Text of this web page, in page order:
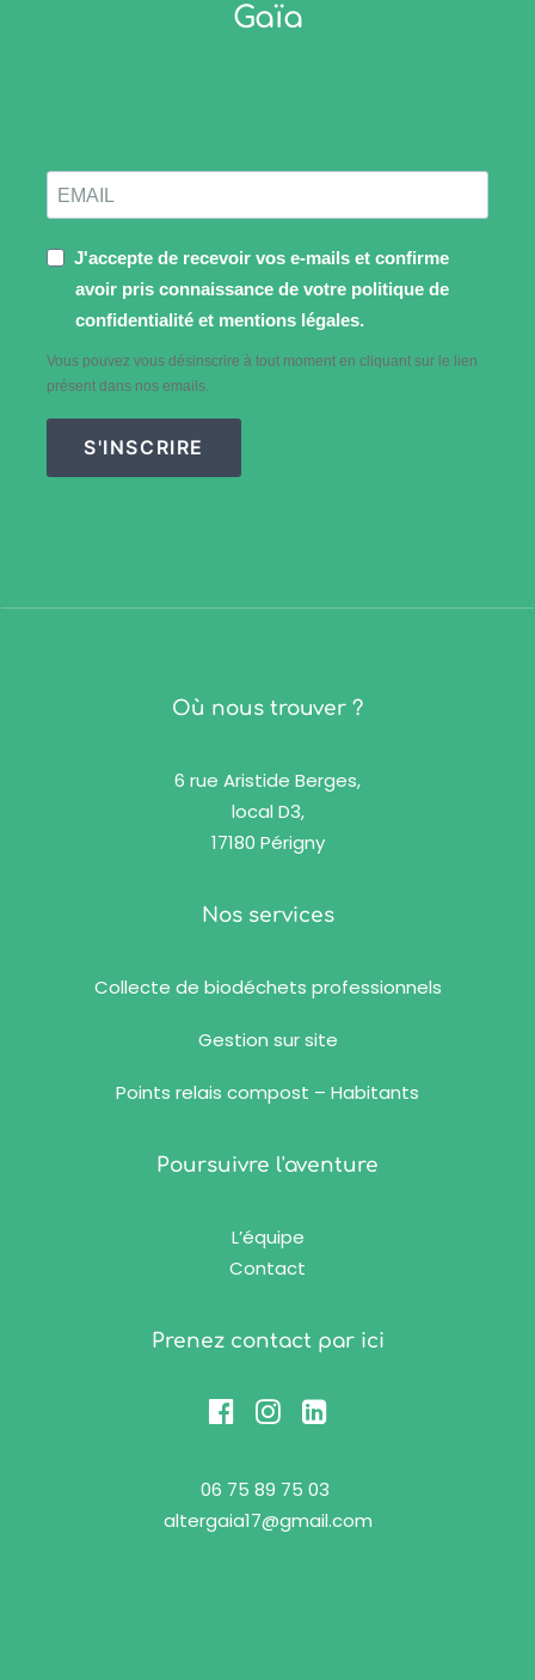
Gaïa
J'accepte de recevoir vos e-mails et confirme
avoir pris connaissance de votre politique de
confidentialité et mentions légales.
Vous pouvez vous désinscrire à tout moment en cliquant sur le lien
présent dans nos emails.
S'INSCRIRE
Où nous trouver ?
6 rue Aristide Berges,
local D3,
17180 Périgny
Nos services
Collecte de biodéchets professionnels
Gestion sur site
Points relais compost – Habitants
Poursuivre l'aventure
L’équipe
Contact
Prenez contact par ici
06 75 89 75 03
altergaia17@gmail.com